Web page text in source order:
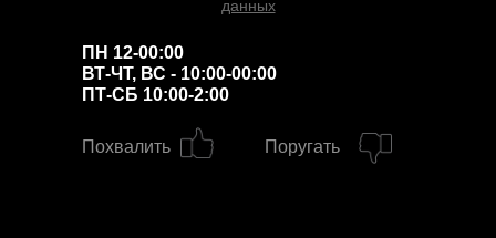
данных
Похвалить Поругать
ПН 12-00:00
ВТ-ЧТ, ВС - 10:00-00:00
ПТ-СБ 10:00-2:00